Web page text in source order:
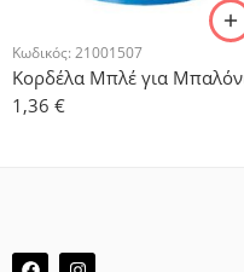
Κωδικός: 21001507
1,36 €